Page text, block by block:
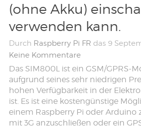
(ohne Akku)
verwenden kann.
Durch Raspberry Pi FR das 9
Keine Kommentare
Das SIM800L ist ein GSM/GPRS-
aufgrund seines sehr niedrigen
hohen Verfügbarkeit in der
ist. Es ist eine kostengünstige
einem Raspberry Pi oder Arduino
mit 3G anzuschließen oder ein